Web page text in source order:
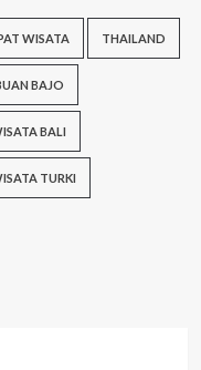
WISATA THAILAND
BAJO
BALI
TURKI